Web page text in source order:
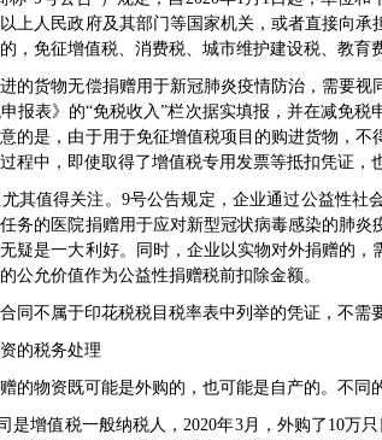
上人民政府及其部门等国家机关，或者直接向
，免征增值税、消费税、城市维护建设税、教育
货物无偿捐赠用于新冠肺炎疫情防治，需要视
报表》的“免税收入”栏次据实填报，并在减免
的是，由于用于免征增值税项目的购进货物，
程中，即使取得了增值税专用发票等抵扣凭证，
值得关注。 9号公告规定，企业通过公益性社
务的医院捐赠用于应对新型冠状病毒感染的肺炎
疑是一大利好。同时，企业以实物对外捐赠的
公允价值作为公益性捐赠税前扣除金额。
不属于印花税税目税率表中列举的凭证，不需要
的税务处理
物资既可能是外购的，也可能是自产的。不同
增值税一般纳税人，2020年3月，外购了10万只